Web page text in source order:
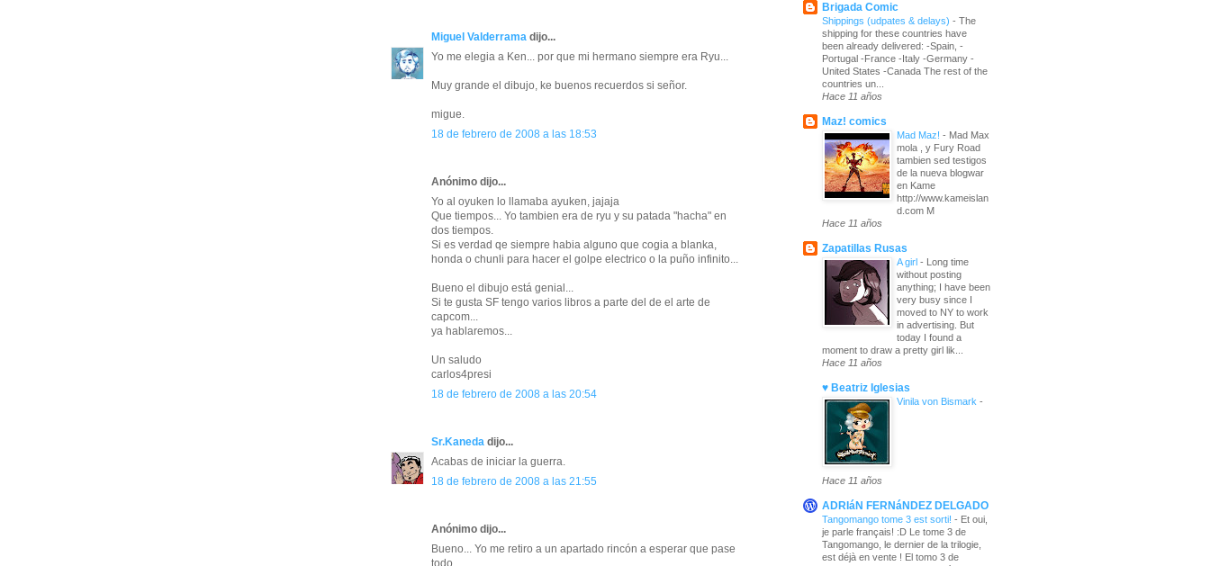
Miguel Valderrama dijo...
Yo me elegia a Ken... por que mi hermano siempre era Ryu...
Muy grande el dibujo, ke buenos recuerdos si señor.
migue.
18 de febrero de 2008 a las 18:53
Anónimo dijo...
Yo al oyuken lo llamaba ayuken, jajaja
Que tiempos... Yo tambien era de ryu y su patada "hacha" en
dos tiempos.
Si es verdad qe siempre habia alguno que cogia a blanka,
honda o chunli para hacer el golpe electrico o la puño infinito...
Bueno el dibujo está genial...
Si te gusta SF tengo varios libros a parte del de el arte de
capcom...
ya hablaremos...
Un saludo
carlos4presi
18 de febrero de 2008 a las 20:54
Sr.Kaneda dijo...
Acabas de iniciar la guerra.
18 de febrero de 2008 a las 21:55
Anónimo dijo...
Bueno... Yo me retiro a un apartado rincón a esperar que pase
Brigada Comic
Shippings (udpates & delays) - The
shipping for these countries have
been already delivered: -Spain, -
Portugal -France -Italy -Germany -
United States -Canada The rest of the
countries un...
Hace 11 años
Maz! comics
Mad Maz! - Mad Max
mola , y Fury Road
tambien sed testigos
de la nueva blogwar
en Kame
http://www.kameislan
d.com M
Hace 11 años
Zapatillas Rusas
A girl -
Long time
without posting
anything; I have been
very busy since I
moved to NY to work
in advertising. But
today I found a
moment to draw a pretty girl lik...
Hace 11 años
♥ Beatriz Iglesias
Vinila von Bismark -
Hace 11 años
ADRIáN FERNáNDEZ DELGADO
Tangomango tome 3 est sorti! - Et oui,
je parle français! :D Le tome 3 de
Tangomango, le dernier de la trilogie,
est déjà en vente ! El tomo 3 de